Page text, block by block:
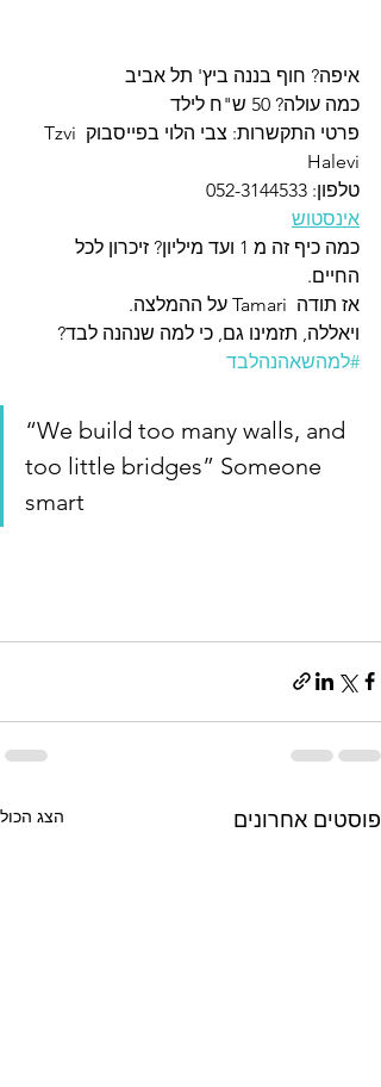
איפה? חוף בננה ביץ' תל אביב
כמה עולה? 50 ש"ח לילד
פרטי התקשרות: צבי הלוי בפייסבוק Tzvi
Halevi
טלפון: 052-3144533
אינסטוש
כמה כיף זה מ 1 ועד מיליון? זיכרון לכל
החיים.
אז תודה  Tamari על ההמלצה.
ויאללה, תזמינו גם, כי למה שנהנה לבד?
#למהשאהנהלבד
“We build too many walls, and
too little bridges” Someone
smart
פוסטים אחרונים הצג הכול